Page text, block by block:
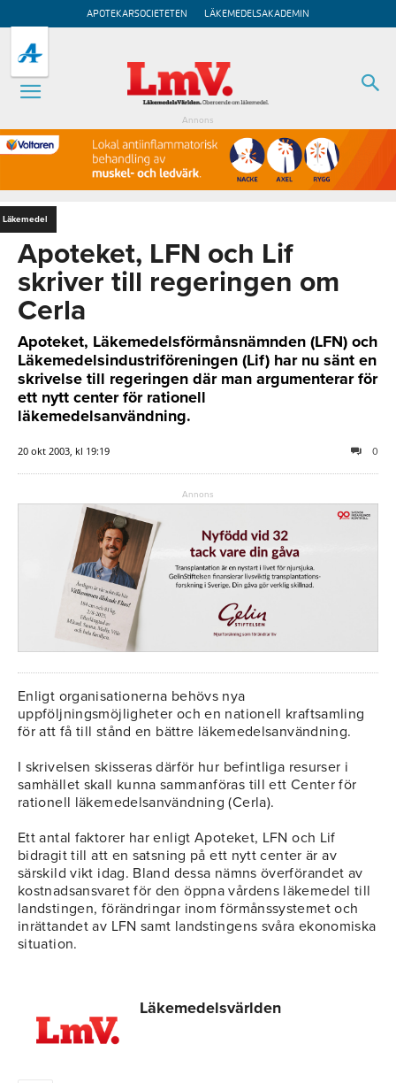
APOTEKARSOCIETETEN LÄKEMEDELSAKADEMIN
Annons
Läkemedel
Apoteket, LFN och Lif
skriver till regeringen om
Cerla
Apoteket, Läkemedelsförmånsnämnden (LFN) och
Läkemedelsindustriföreningen (Lif) har nu sänt en
skrivelse till regeringen där man argumenterar för
ett nytt center för rationell
läkemedelsanvändning.
20 okt 2003, kl 19:19 0
Annons
Enligt organisationerna behövs nya
uppföljningsmöjligheter och en nationell kraftsamling
för att få till stånd en bättre läkemedelsanvändning.
I skrivelsen skisseras därför hur befintliga resurser i
samhället skall kunna sammanföras till ett Center för
rationell läkemedelsanvändning (Cerla).
Ett antal faktorer har enligt Apoteket, LFN och Lif
bidragit till att en satsning på ett nytt center är av
särskild vikt idag. Bland dessa nämns överförandet av
kostnadsansvaret för den öppna vårdens läkemedel till
landstingen, förändringar inom förmånssystemet och
inrättandet av LFN samt landstingens svåra ekonomiska
situation.
Läkemedelsvärlden